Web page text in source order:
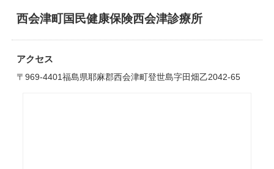
西会津町国民健康保険西会津診療所
アクセス
〒969-4401福島県耶麻郡西会津町登世島字田畑乙2042-65